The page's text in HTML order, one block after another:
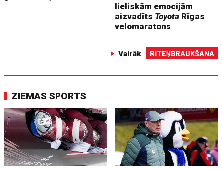
lieliskām emocijām
aizvadīts Toyota Rīgas
velomaratons
Vairāk RITEŅBRAUKŠANA
ZIEMAS SPORTS